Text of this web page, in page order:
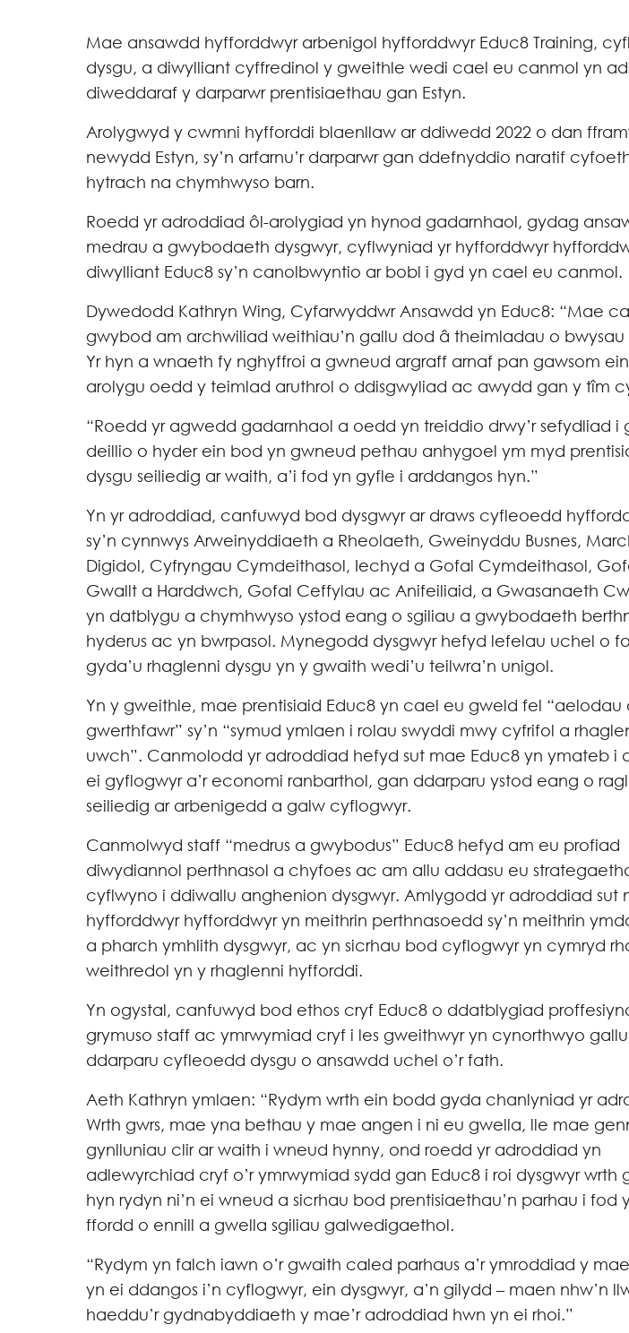
Mae ansawdd hyfforddwyr arbenigol hyfforddwyr Educ8 Training,
dysgu, a diwylliant cyffredinol y gweithle wedi cael eu canmol yn
diweddaraf y darparwr prentisiaethau gan Estyn.
Arolygwyd y cwmni hyfforddi blaenllaw ar ddiwedd 2022 o dan
newydd Estyn, sy’n arfarnu’r darparwr gan ddefnyddio naratif
hytrach na chymhwyso barn.
Roedd yr adroddiad ôl-arolygiad yn hynod gadarnhaol, gydag
medrau a gwybodaeth dysgwyr, cyflwyniad yr hyfforddwyr
diwylliant Educ8 sy’n canolbwyntio ar bobl i gyd yn cael eu canmol.
Dywedodd Kathryn Wing, Cyfarwyddwr Ansawdd yn Educ8: “Mae
gwybod am archwiliad weithiau’n gallu dod â theimladau o bwysau
Yr hyn a wnaeth fy nghyffroi a gwneud argraff arnaf pan gawsom
arolygu oedd y teimlad aruthrol o ddisgwyliad ac awydd gan y tîm
“Roedd yr agwedd gadarnhaol a oedd yn treiddio drwy’r sefydliad i
deillio o hyder ein bod yn gwneud pethau anhygoel ym myd
dysgu seiliedig ar waith, a’i fod yn gyfle i arddangos hyn.”
Yn yr adroddiad, canfuwyd bod dysgwyr ar draws cyfleoedd
sy’n cynnwys Arweinyddiaeth a Rheolaeth, Gweinyddu Busnes,
Digidol, Cyfryngau Cymdeithasol, Iechyd a Gofal Cymdeithasol,
Gwallt a Harddwch, Gofal Ceffylau ac Anifeiliaid, a Gwasanaeth
yn datblygu a chymhwyso ystod eang o sgiliau a gwybodaeth
hyderus ac yn bwrpasol. Mynegodd dysgwyr hefyd lefelau uchel o
gyda’u rhaglenni dysgu yn y gwaith wedi’u teilwra’n unigol.
Yn y gweithle, mae prentisiaid Educ8 yn cael eu gweld fel “aelodau
gwerthfawr” sy’n “symud ymlaen i rolau swyddi mwy cyfrifol a
uwch”. Canmolodd yr adroddiad hefyd sut mae Educ8 yn ymateb i
ei gyflogwyr a’r economi ranbarthol, gan ddarparu ystod eang o
seiliedig ar arbenigedd a galw cyflogwyr.
Canmolwyd staff “medrus a gwybodus” Educ8 hefyd am eu profiad
diwydiannol perthnasol a chyfoes ac am allu addasu eu
cyflwyno i ddiwallu anghenion dysgwyr. Amlygodd yr adroddiad sut
hyfforddwyr hyfforddwyr yn meithrin perthnasoedd sy’n meithrin
a pharch ymhlith dysgwyr, ac yn sicrhau bod cyflogwyr yn cymryd
weithredol yn y rhaglenni hyfforddi.
Yn ogystal, canfuwyd bod ethos cryf Educ8 o ddatblygiad
grymuso staff ac ymrwymiad cryf i les gweithwyr yn cynorthwyo
ddarparu cyfleoedd dysgu o ansawdd uchel o’r fath.
Aeth Kathryn ymlaen: “Rydym wrth ein bodd gyda chanlyniad yr
Wrth gwrs, mae yna bethau y mae angen i ni eu gwella, lle mae
gynlluniau clir ar waith i wneud hynny, ond roedd yr adroddiad yn
adlewyrchiad cryf o’r ymrwymiad sydd gan Educ8 i roi dysgwyr wrth
hyn rydyn ni’n ei wneud a sicrhau bod prentisiaethau’n parhau i fod
ffordd o ennill a gwella sgiliau galwedigaethol.
“Rydym yn falch iawn o’r gwaith caled parhaus a’r ymroddiad y
yn ei ddangos i’n cyflogwyr, ein dysgwyr, a’n gilydd – maen nhw’n
haeddu’r gydnabyddiaeth y mae’r adroddiad hwn yn ei rhoi.”